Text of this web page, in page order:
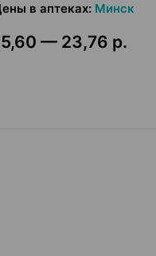
в аптеках: Минск
— 23,76 р.